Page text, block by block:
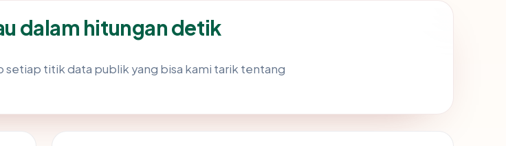
dalam hitungan detik
titik data publik yang bisa kami tarik tentang